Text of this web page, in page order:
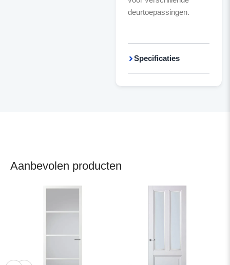
deurtoepassingen.
Specificaties
Aanbevolen producten